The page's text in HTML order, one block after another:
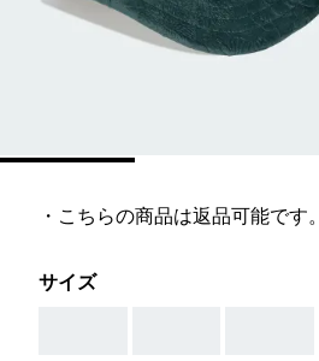
・こちらの商品は返品可能です。
サイズ